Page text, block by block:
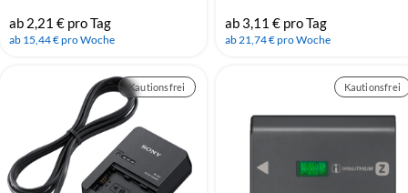
MB/s)
ab 2,21 € pro Tag
ab 15,44 € pro Woche
Class 10
ab 3,11 € pro Tag
ab 21,74 € pro Woche
Kautionsfrei Kautionsfrei